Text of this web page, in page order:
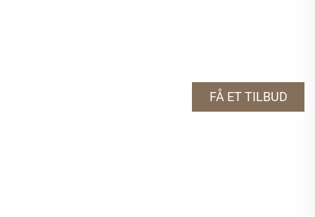
FÅ ET TILBUD